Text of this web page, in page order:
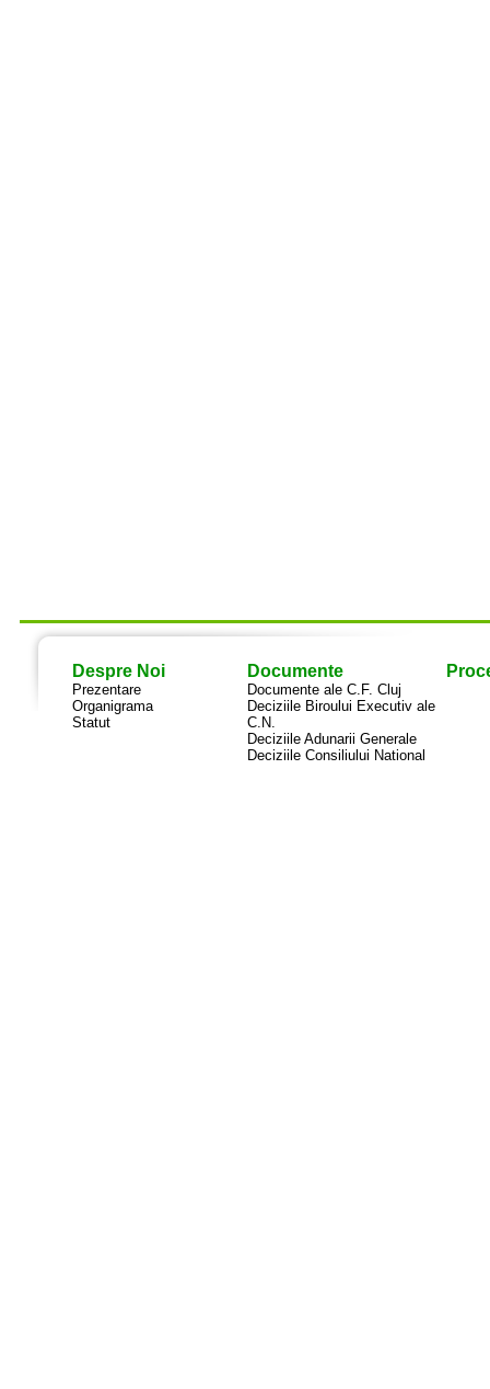
Despre Noi
Prezentare
Organigrama
Statut
Documente
Documente ale C.F. Cluj
Deciziile Biroului Executiv ale
C.N.
Deciziile Adunarii Generale
Deciziile Consiliului National